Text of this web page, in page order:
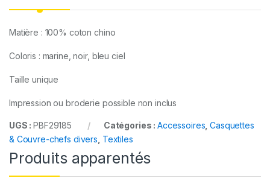
Matière : 100% coton chino
Coloris : marine, noir, bleu ciel
Taille unique
Impression ou broderie possible non inclus
UGS :PBF29185 Catégories : Accessoires ,Casquettes
& Couvre-chefs divers Textiles
Produits apparentés